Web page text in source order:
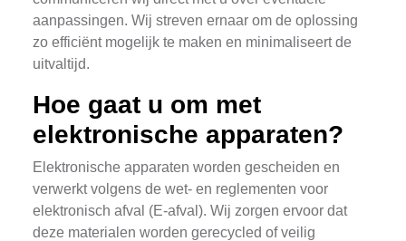
aanpassingen. Wij streven ernaar om de oplossing
zo efficiënt mogelijk te maken en minimaliseert de
uitvaltijd.
Hoe gaat u om met
elektronische apparaten?
Elektronische apparaten worden gescheiden en
verwerkt volgens de wet- en reglementen voor
elektronisch afval (E-afval). Wij zorgen ervoor dat
deze materialen worden gerecycled of veilig